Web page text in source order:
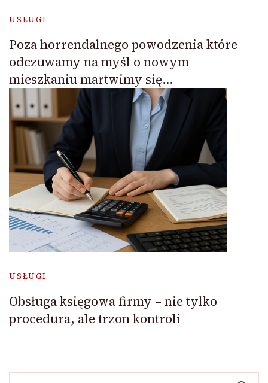
USŁUGI
Poza horrendalnego powodzenia które
odczuwamy na myśl o nowym
mieszkaniu martwimy się…
USŁUGI
Obsługa księgowa firmy – nie tylko
procedura, ale trzon kontroli